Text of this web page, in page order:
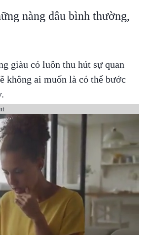
nàng dâu bình thường,
giàu có luôn thu hút sự quan
không ai muốn là có thể bước